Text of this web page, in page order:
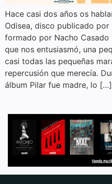
Hace casi dos años os
Odisea, disco publicado
formado por Nacho Casado
que nos entusiasmó, una
casi todas las pequeñas
repercusión que merecía.
álbum Pilar fue madre, lo […]